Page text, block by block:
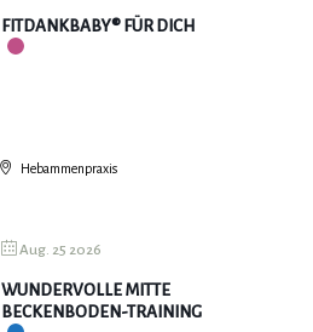
FITDANKBABY® FÜR DICH
Hebammenpraxis
Aug. 25 2026
WUNDERVOLLE MITTE
BECKENBODEN-TRAINING